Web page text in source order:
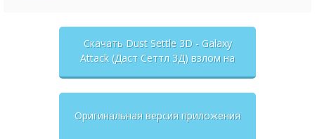
Скачать Dust Settle 3D - Galaxy
Attack (Даст Сеттл 3Д) взлом на
Оригинальная версия приложения